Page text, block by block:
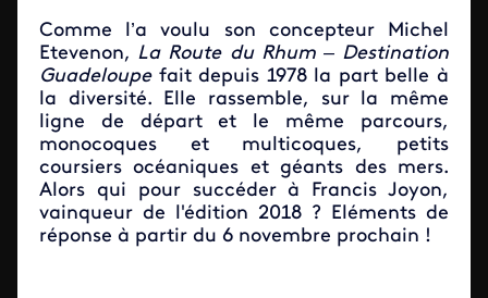
Comme l’a voulu son concepteur Michel
Etevenon, La Route du Rhum – Destination
Guadeloupefait depuis 1978 la part belle à
la diversité. Elle rassemble, sur la même
ligne de départ et le même parcours,
monocoques et multicoques, petits
coursiers océaniques et géants des mers.
Alors qui pour succéder à Francis Joyon,
vainqueur de l'édition 2018 ? Eléments de
réponse à partir du 6 novembre prochain !